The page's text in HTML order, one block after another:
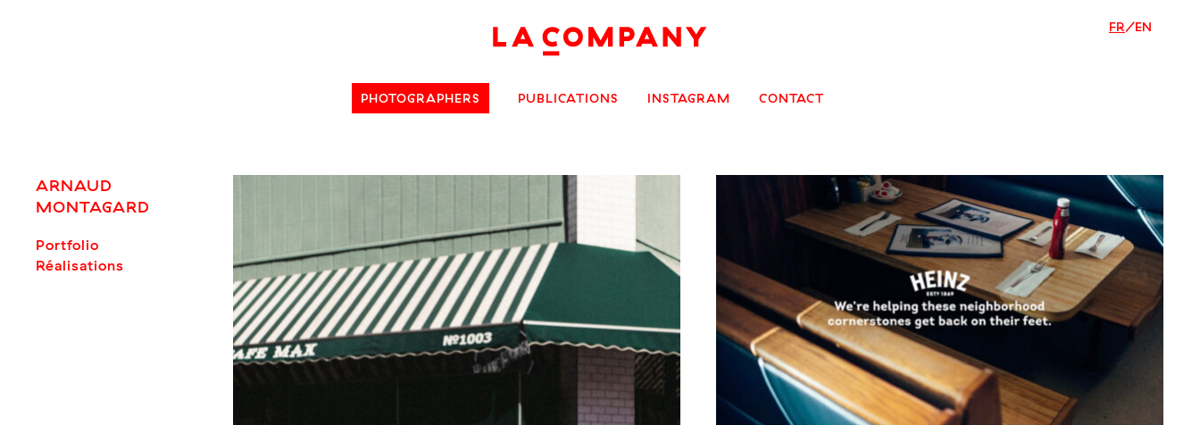
FR/EN
PHOTOGRAPHERS PUBLICATIONS INSTAGRAM CONTACT
ARNAUD
MONTAGARD
Portfolio
Réalisations
RÉALISATIONS